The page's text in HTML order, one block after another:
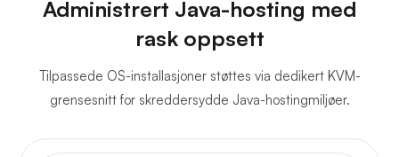
Administrert Java-hosting med
rask oppsett
Tilpassede OS-installasjoner støttes via dedikert KVM-
grensesnitt for skreddersydde Java-hostingmiljøer.